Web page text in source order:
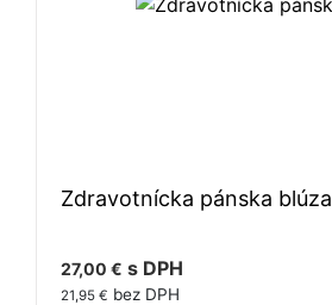
Zdravotnícka pánska blúza
27,00 € s DPH
21,95 € bez DPH